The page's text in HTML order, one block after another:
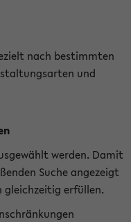
nach bestimmten
und
werden. Damit
Suche angezeigt
gleichzeitig erfüllen.